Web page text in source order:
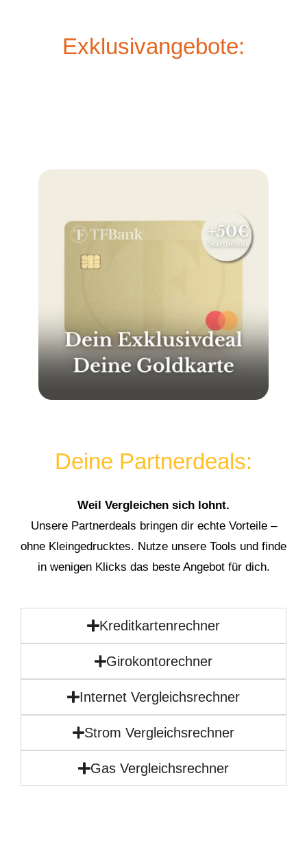
Exklusivangebote:
Deine Partnerdeals:
Weil Vergleichen sich lohnt.
Unsere Partnerdeals bringen dir echte Vorteile –
ohne Kleingedrucktes. Nutze unsere Tools und finde
in wenigen Klicks das beste Angebot für dich.
Kreditkartenrechner
Girokontorechner
Internet Vergleichsrechner
Strom Vergleichsrechner
Gas Vergleichsrechner